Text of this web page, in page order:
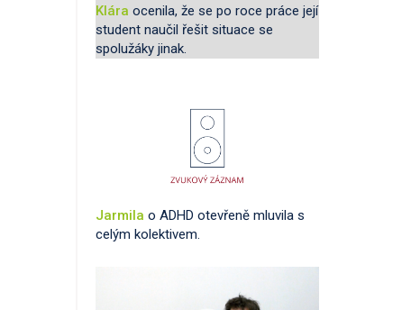
Klára ocenila, že se po roce práce její
student naučil řešit situace se
spolužáky jinak.
Jarmila o ADHD otevřeně mluvila s
celým kolektivem.